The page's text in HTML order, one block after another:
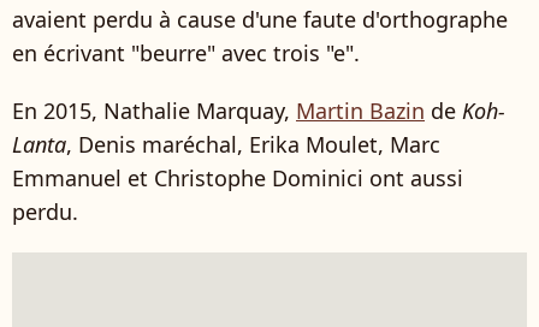
avaient perdu à cause d'une faute d'orthographe
en écrivant "beurre" avec trois "e".
En 2015, Nathalie Marquay, Martin Bazin de Koh-
Lanta, Denis maréchal, Erika Moulet, Marc
Emmanuel et Christophe Dominici ont aussi
perdu.